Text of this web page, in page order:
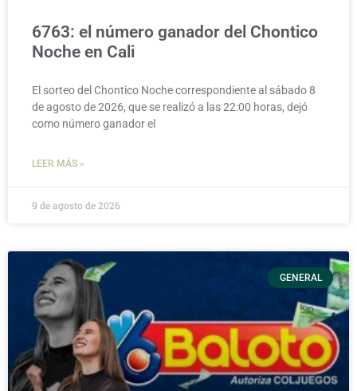
6763: el número ganador del Chontico
Noche en Cali
El sorteo del Chontico Noche correspondiente al sábado 8
de agosto de 2026, que se realizó a las 22:00 horas, dejó
como número ganador el
LEER MÁS »
9 de agosto de 2026
GENERAL